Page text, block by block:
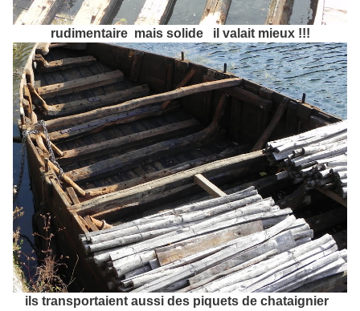
rudimentaire mais solide il valait mieux !!!
ils transportaient aussi des piquets de chataignier